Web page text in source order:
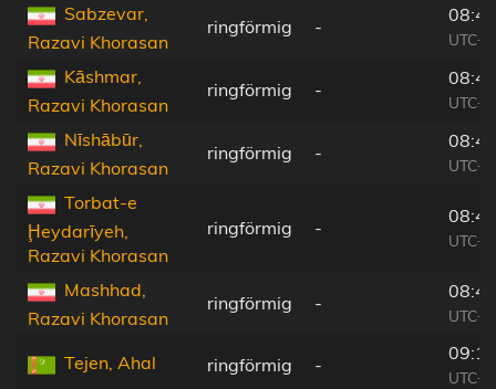
Sabzevar,
Razavi Khorasan
ringförmig -
Kāshmar,
Razavi Khorasan
ringförmig -
Nīshābūr,
Razavi Khorasan
ringförmig -
Torbat-e
Ḩeydarīyeh,
Razavi Khorasan
ringförmig -
Mashhad,
Razavi Khorasan
ringförmig -
Tejen, Ahal ringförmig -